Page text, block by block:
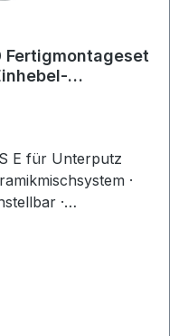
Fertigmontageset
E für Unterputz
·
·